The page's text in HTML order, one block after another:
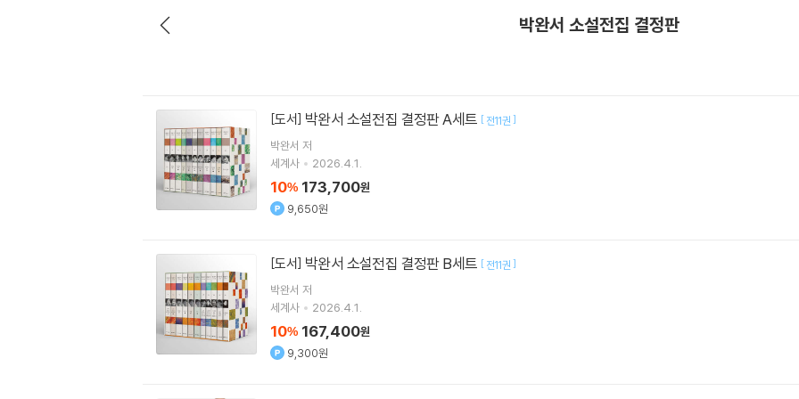
박완서 소설전집 결정판
[도서] 박완서 소설전집 결정판 A세트 [ 전11권 ]
박완서 저
세계사
2026.4.1.
10% 173,700원
9,650원
[도서] 박완서 소설전집 결정판 B세트 [ 전11권 ]
박완서 저
세계사
2026.4.1.
10% 167,400원
9,300원